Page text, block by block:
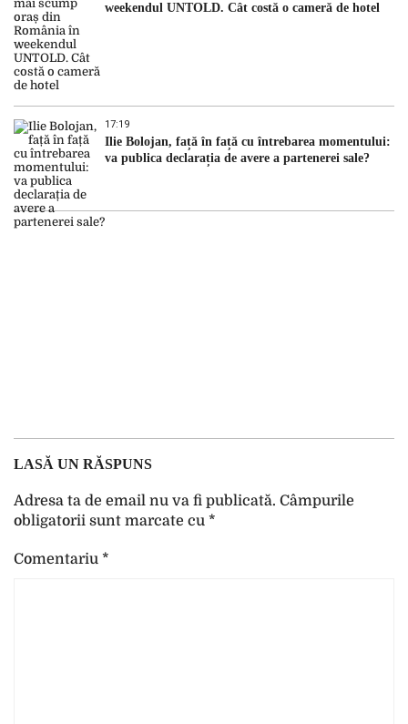
weekendul UNTOLD. Cât costă o cameră de hotel
17:19
Ilie Bolojan, față în față cu întrebarea momentului:
va publica declarația de avere a partenerei sale?
LASĂ UN RĂSPUNS
Adresa ta de email nu va fi publicată. Câmpurile
obligatorii sunt marcate cu *
Comentariu *